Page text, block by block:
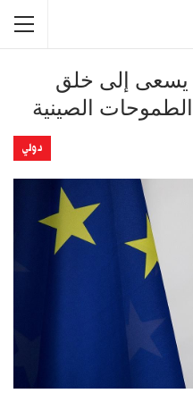
يسعى إلى خلق
الصينية
دولي